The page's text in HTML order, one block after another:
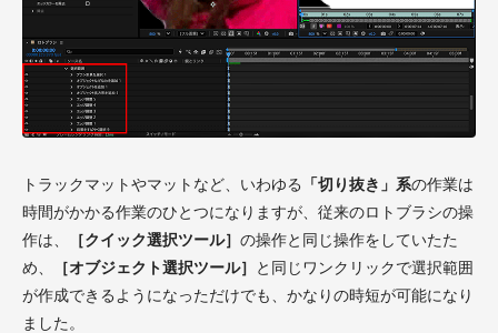
トラックマットやマットなど、いわゆる 「切り抜き」系の作業は
時間がかかる作業のひとつになりますが、従来のロトブラシの操
作は、
［クイック選択ツール］ の操作と同じ操作をしていたた
め、
［オブジェクト選択ツール］
と同じワンクリックで選択範囲
が作成できるようになっただけでも、かなりの時短が可能になり
ました。